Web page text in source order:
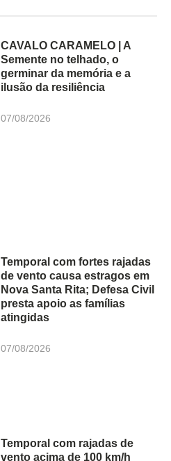
CAVALO CARAMELO | A
Semente no telhado, o
germinar da memória e a
ilusão da resiliência
07/08/2026
Temporal com fortes rajadas
de vento causa estragos em
Nova Santa Rita; Defesa Civil
presta apoio as famílias
atingidas
07/08/2026
Temporal com rajadas de
vento acima de 100 km/h